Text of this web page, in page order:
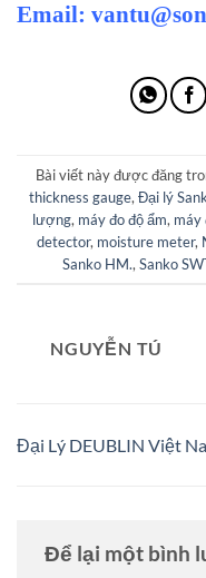
Email:
Bài viết này được đăng
thickness gauge, Đại lý
lượng, máy đo độ ẩm, máy
detector, moisture meter,
Sanko HM., Sanko
NGUYỄN TÚ
Đại Lý DEUBLIN Việt
Để lại một bình